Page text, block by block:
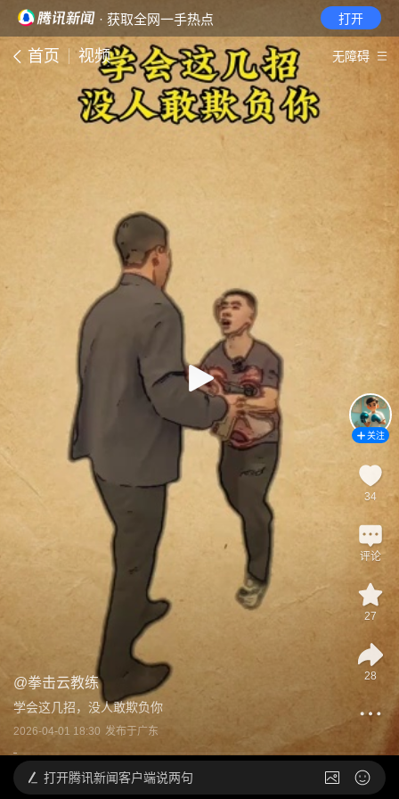
· 获取全网一手热点 打开
首页 视频 无障碍
@拳击云教练
学会这几招，没人敢欺负你
2026-04-01 18:30 发布于广东
关注
34
评论
27
28
打开腾讯新闻客户端说两句